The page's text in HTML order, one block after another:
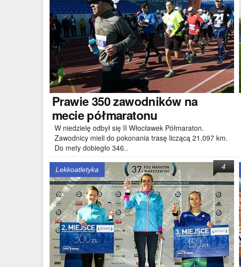
Prawie350 zawodników na
mecie półmaratonu
W niedzielę odbył się II Włocławek Półmaraton.
Zawodnicy mieli do pokonania trasę liczącą 21,097 km.
Do mety dobiegło 346..
Lekkoatletyka 4